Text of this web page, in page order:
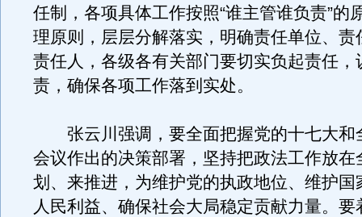
任制，各项具体工作按照“谁主管谁负责”的
理原则，层层分解落实，明确责任单位、责
责任人，各级各有关部门要切实负起责任，
责，确保各项工作落到实处。
张云川强调，要全面把握党的十七大和
会议作出的决策部署，坚持把政法工作放在
划、来推进，为维护党的执政地位、维护国
人民利益、确保社会大局稳定贡献力量。要